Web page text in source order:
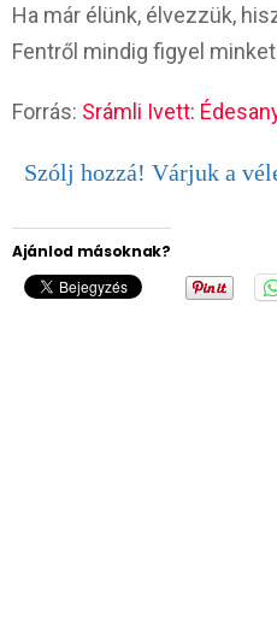
Ha már élünk, élvezzük,
Fentről mindig figyel
Forrás: Srámli Ivett:
Szólj hozzá! Várjuk a
Ajánlod másoknak?